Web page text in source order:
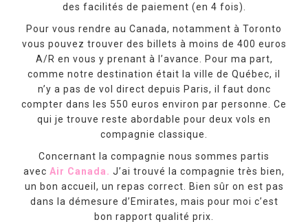
des facilités de paiement (en 4 fois).
Pour vous rendre au Canada, notamment à Toronto
vous pouvez trouver des billets à moins de 400 euros
A/R en vous y prenant à l’avance. Pour ma part,
comme notre destination était la ville de Québec, il
n’y a pas de vol direct depuis Paris, il faut donc
compter dans les 550 euros environ par personne. Ce
qui je trouve reste abordable pour deux vols en
compagnie classique.
Concernant la compagnie nous sommes partis
avec Air Canada. J’ai trouvé la compagnie très bien,
un bon accueil, un repas correct. Bien sûr on est pas
dans la démesure d’Emirates, mais pour moi c’est
bon rapport qualité prix.